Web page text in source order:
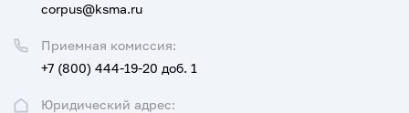
Юридический адрес:
Приемная комиссия:
+7 (800) 444-19-20 доб. 1
corpus@ksma.ru